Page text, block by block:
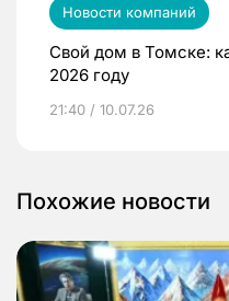
Новости компаний
Свой дом в Томске:
2026 году
21:40 / 10.07.26
Похожие новости